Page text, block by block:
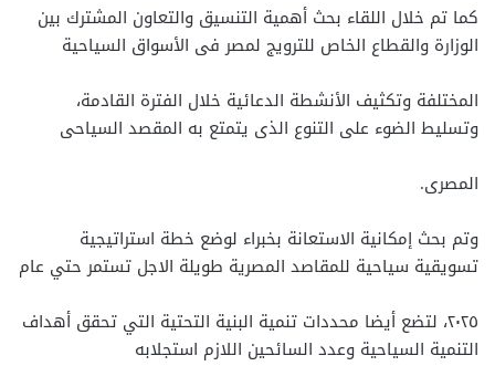
كما تم خلال اللقاء بحث أهمية التنسيق والتعاون المشترك بين
الوزارة والقطاع الخاص للترويج لمصر فى الأسواق السياحية
المختلفة وتكثيف الأنشطة الدعائية خلال الفترة القادمة،
وتسليط الضوء على التنوع الذى يتمتع به المقصد السياحى
المصرى.
وتم بحث إمكانية الاستعانة بخبراء لوضع خطة استراتيجية
تسويقية سياحية للمقاصد المصرية طويلة الاجل تستمر حتي عام
٢٠٢٥، لتضع أيضا محددات تنمية البنية التحتية التي تحقق أهداف
التنمية السياحية وعدد السائحين اللازم استجلابه